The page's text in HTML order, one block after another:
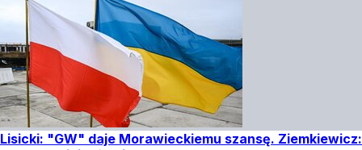
Lisicki: "GW" daje Morawieckiemu szansę. Ziemkiewicz: